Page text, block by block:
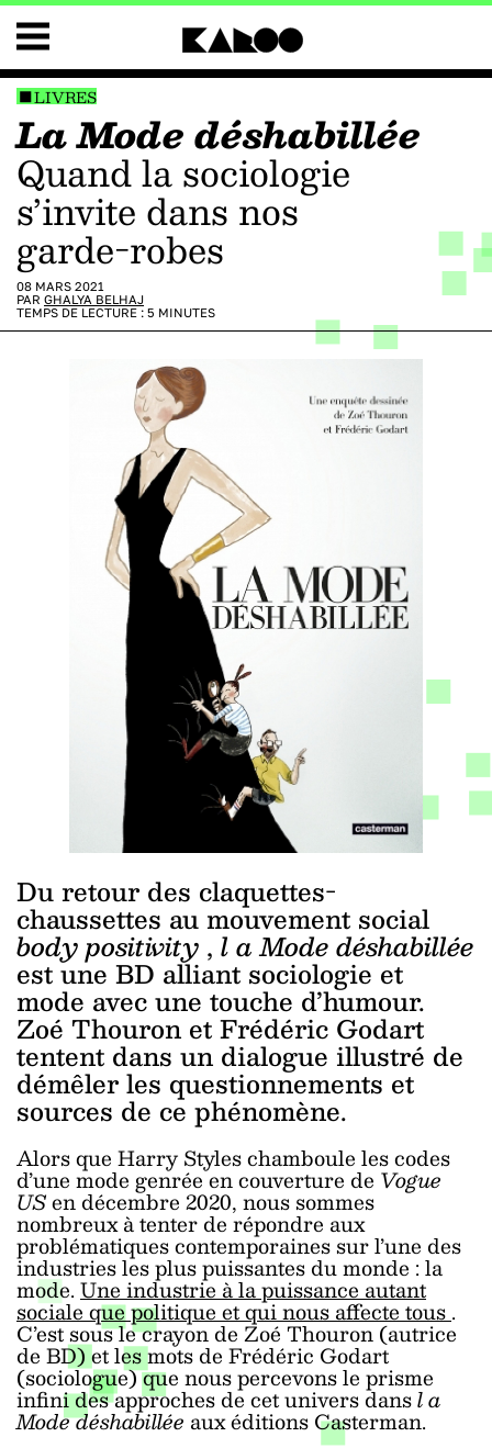
LIVRES
La Mode déshabillée
quand la sociologie
s’invite dans nos
garde-robes
08 MARS 2021
PAR GHALYA BELHAJ
TEMPS DE LECTURE : 5 MINUTES
Du retour des claquettes-
chaussettes au mouvement social
body positivity , la Mode déshabillée
est une BD alliant sociologie et
mode avec une touche d’humour.
Zoé Thouron et Frédéric Godart
tentent dans un dialogue illustré de
démêler les questionnements et
sources de ce phénomène.
Alors que Harry Styles chamboule les codes
d’une mode genrée en couverture de Vogue
USen décembre 2020, nous sommes
nombreux à tenter de répondre aux
problématiques contemporaines sur l’une des
industries les plus puissantes du monde : la
mode.Une industrie à la puissance autant
sociale que politique et qui nous affecte tous.
C’est sous le crayon de Zoé Thouron (autrice
de BD) et les mots de Frédéric Godart
(sociologue) que nous percevons le prisme
infini des approches de cet univers dansla
Mode déshabillée aux éditions Casterman.